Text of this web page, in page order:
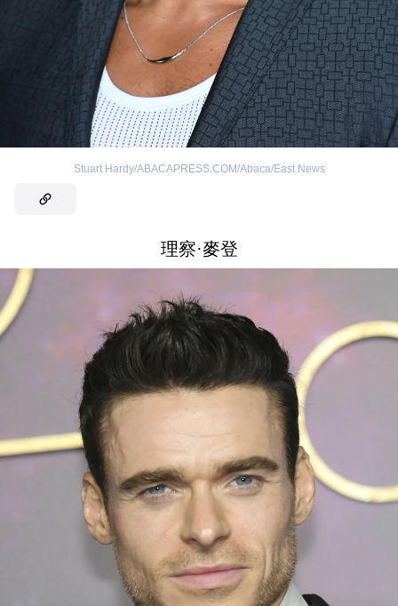
Stuart Hardy/ABACAPRESS.COM/Abaca/East News
理察·麥登